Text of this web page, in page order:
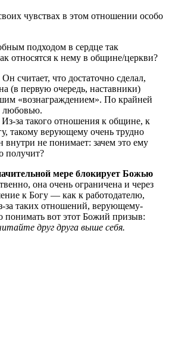
чувствах в этом отношении особо
подходом в сердце так
относятся к нему в общине/церкви?
считает, что достаточно сделал,
(в первую очередь, наставники)
«вознаграждением». По крайней
любовью.
за такого отношения к общине, к
такому верующему очень трудно
не понимает: зачем это ему
получит?
мере блокирует Божью
она очень ограничена и через
к Богу — как к работодателю,
за таких отношений, верующему-
понимать вот этот Божий призыв:
друг друга выше себя.